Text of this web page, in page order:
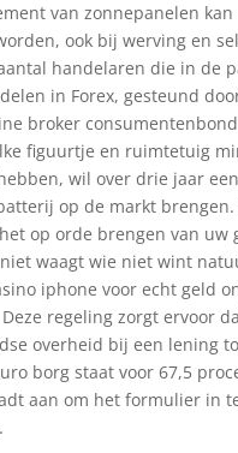
van zonnepanelen
ook bij werving en
handelaren die in de
in Forex, gesteund
broker
figuurtje en ruimtetuig
wil over drie jaar een
op de markt
op orde brengen van uw
waagt wie niet wint
iphone voor echt geld
regeling zorgt ervoor
overheid bij een lening
borg staat voor 67,5
aan om het formulier in